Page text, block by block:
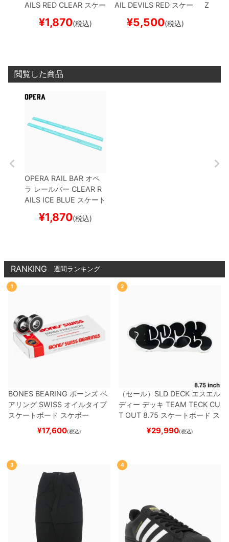
AILS RED CLEAR スケー
¥1,870(税込)
AIL DEVILS RED スケー
¥5,500(税込)
ZZI
閲覧した商品
OPERA RAIL BAR オペ
ラ レールバー CLEAR R
AILS ICE BLUE スケート
¥1,870(税込)
RANKING 週間ランキング
1
BONES BEARING ボーンズ ベ
アリング SWISS オイルタイプ
スケートボード スケボー
¥17,600(税込)
2
（セール） SLD DECK エスエル
ディー デッキ TEAM TECK CU
T OUT 8.75 スケートボード ス
¥29,990(税込)
3 4